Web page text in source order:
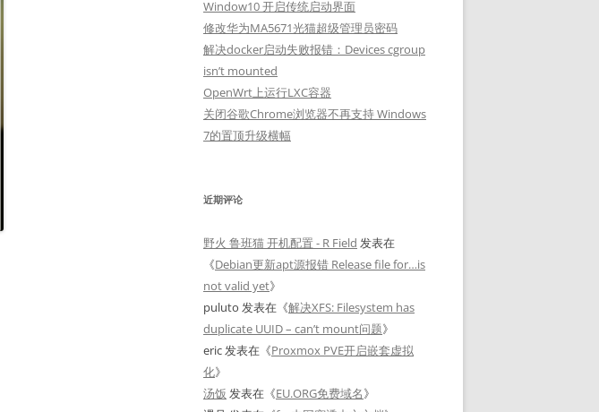
Window10 开启传统启动界面
修改华为MA5671光猫超级管理员密码
解决docker启动失败报错：Devices cgroup
isn’t mounted
OpenWrt上运行LXC容器
关闭谷歌Chrome浏览器不再支持 Windows
7的置顶升级横幅
近期评论
野火 鲁班猫 开机配置 - R Field 发表在
《Debian更新apt源报错 Release file for…is
not valid yet》
puluto 发表在《解决XFS: Filesystem has
duplicate UUID – can’t mount问题》
eric发表在《Proxmox PVE开启嵌套虚拟
化》
汤饭 发表在《EU.ORG免费域名》